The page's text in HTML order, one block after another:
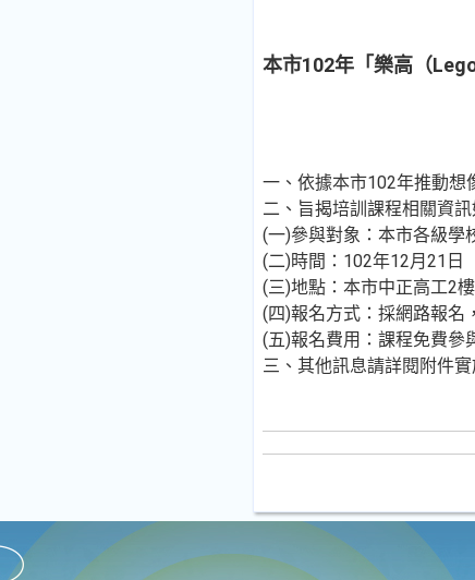
本市102年「樂高（
一、依據本市102年推動想
二、旨揭培訓課程相關資訊
(一)參與對象：本市各級學
(二)時間：102年12月21日
(三)地點：本市中正高工2
(四)報名方式：採網路報名
(五)報名費用：課程免費參
三、其他訊息請詳閱附件